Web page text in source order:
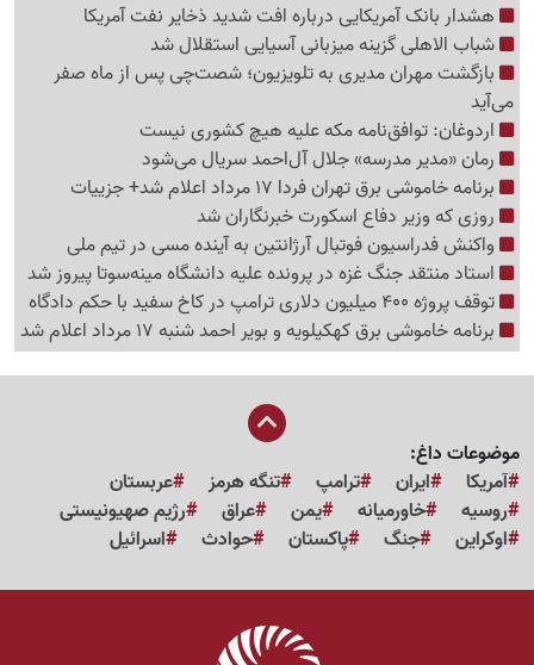
هشدار بانک آمریکایی درباره افت شدید ذخایر نفت آمریکا
شباب الاهلی گزینه میزبانی آسیایی استقلال شد
بازگشت مهران مدیری به تلویزیون؛ شصت‌چی پس از ماه صفر
می‌آید
اردوغان: توافق‌نامه مکه علیه هیچ کشوری نیست
رمان «مدیر مدرسه» جلال آل‌احمد سریال می‌شود
برنامه خاموشی برق تهران فردا 17 مرداد اعلام شد+ جزییات
روزی که وزیر دفاع اسکورت خبرنگاران شد
واکنش فدراسیون فوتبال آرژانتین به آینده مسی در تیم ملی
استاد منتقد جنگ غزه در پرونده علیه دانشگاه مینه‌سوتا پیروز شد
توقف پروژه 400 میلیون دلاری ترامپ در کاخ سفید با حکم دادگاه
برنامه خاموشی برق کهکیلویه و بویر احمد شنبه 17 مرداد اعلام شد
موضوعات داغ:
آمریکا
ایران ترامپ تنگه هرمز
عربستان
روسیه
خاورمیانه یمن عراق
رژیم صهیونیستی
اوکراین
جنگ پاکستان حوادث اسرائیل